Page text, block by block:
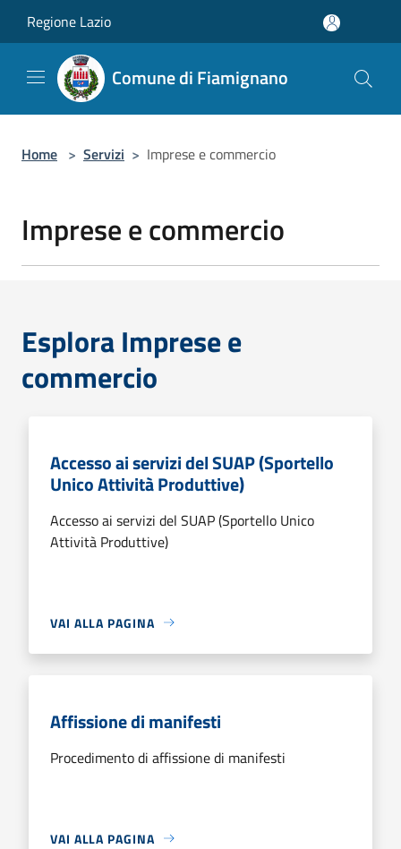
Regione Lazio
Comune di Fiamignano
Home > Servizi > Imprese e commercio
Imprese e commercio
Esplora Imprese e
commercio
Accesso ai servizi del SUAP (Sportello
Unico Attività Produttive)
Accesso ai servizi del SUAP (Sportello Unico
Attività Produttive)
VAI ALLA PAGINA
Affissione di manifesti
Procedimento di affissione di manifesti
VAI ALLA PAGINA